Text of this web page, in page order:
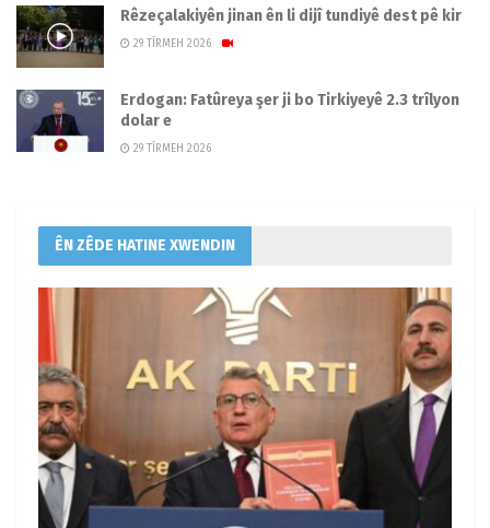
Rêzeçalakiyên jinan ên li dijî tundiyê dest pê kir
29 TÎRMEH 2026
Erdogan: Fatûreya şer ji bo Tirkiyeyê 2.3 trîlyon
dolar e
29 TÎRMEH 2026
ÊN ZÊDE HATINE XWENDIN